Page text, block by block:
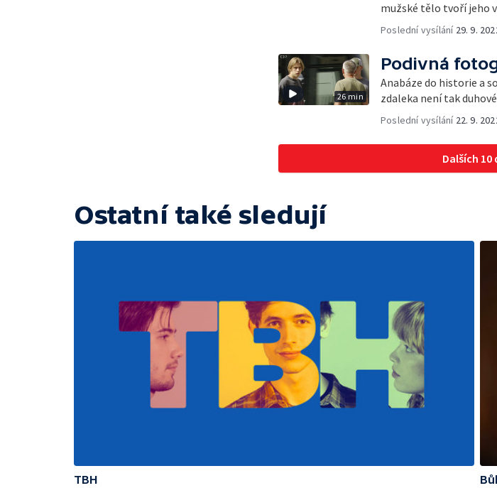
mužské tělo tvoří jeho
Poslední vysílání 29. 9.
26 min
Podivná
Anabáze do historie a
zdaleka není tak
Poslední vysílání 22. 9.
Dalších 10
Ostatní také sledují
TBH